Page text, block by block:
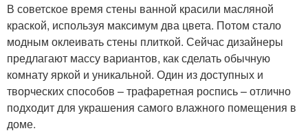
В советское время стены ванной красили масляной
краской, используя максимум два цвета. Потом стало
модным оклеивать стены плиткой. Сейчас дизайнеры
предлагают массу вариантов, как сделать обычную
комнату яркой и уникальной. Один из доступных и
творческих способов – трафаретная роспись – отлично
подходит для украшения самого влажного помещения в
доме.